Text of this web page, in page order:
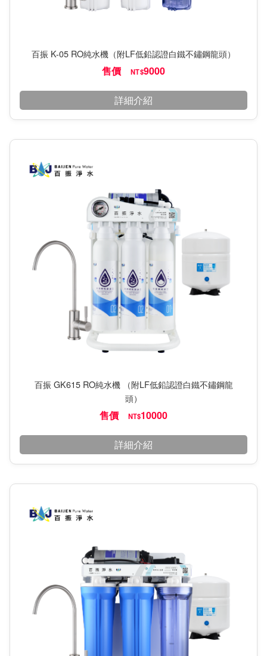
百振 K-05 RO純水機（附LF低鉛認證白鐵不鏽鋼龍頭）
售價 NT$9000
詳細介紹
百振 GK615 RO純水機 （附LF低鉛認證白鐵不鏽鋼龍
頭）
售價 NT$10000
詳細介紹